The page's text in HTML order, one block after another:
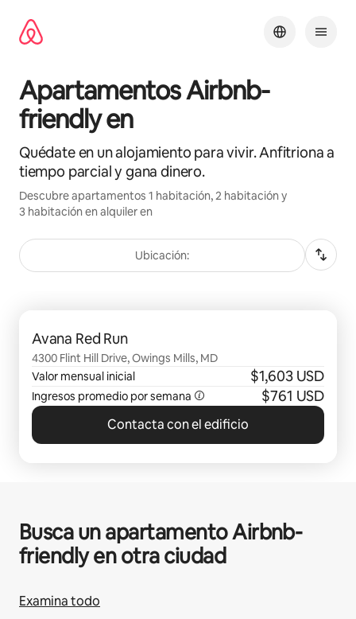
contenido
Apartamentos Airbnb-
friendly en
Quédate en un alojamiento para vivir. Anfitriona a
tiempo parcial y gana dinero.
Descubre apartamentos 1 habitación, 2 habitación y
3 habitación en alquiler en
Ubicación:
Avana Red Run
4300 Flint Hill Drive, Owings Mills, MD
Valor mensual inicial
$1,603 USD
Ingresos promedio por semana $761 USD
Contacta con el edificio
Busca un apartamento Airbnb-
friendly en otra ciudad
Examina todo